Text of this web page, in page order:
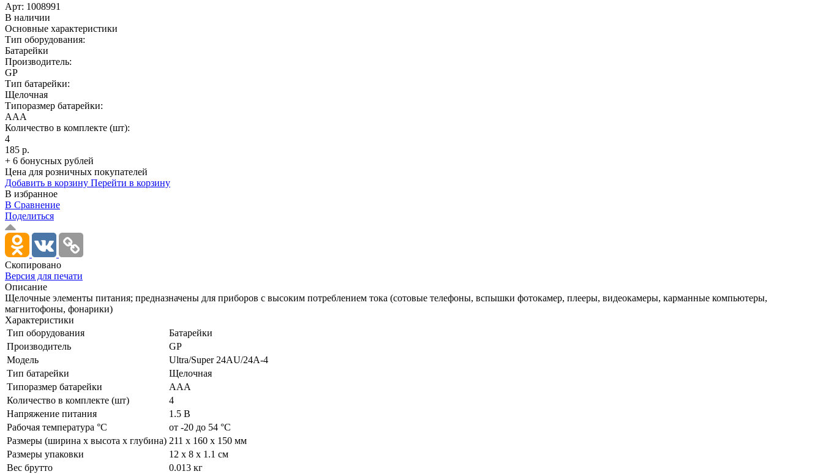
Арт: 1008991
В наличии
Основные характеристики
Тип оборудования:
Батарейки
Производитель:
GP
Тип батарейки:
Щелочная
Типоразмер батарейки:
AAA
Количество в комплекте (шт):
4
185 р.
+ 6 бонусных рублей
Цена для розничных покупателей
Добавить в корзину Перейти в корзину
В избранное
В Сравнение
Поделиться
Скопировано
Версия для печати
Описание
Щелочные элементы питания; предназначены для приборов с высоким потреблением тока (сотовые телефоны, вспышки фотокамер, плееры, видеокамеры, карманные компьютеры,
магнитофоны, фонарики)
Характеристики
Тип оборудования
Батарейки
Производитель
GP
Модель
Ultra/­Super 24AU/­24A-4
Тип батарейки
Щелочная
Типоразмер батарейки
AAA
Количество в комплекте (шт)
4
Напряжение питания
1.5 В
Рабочая температура °С
от -20 до 54 °С
Размеры (ширина х высота х глубина) 211 х 160 х 150 мм
Размеры упаковки
12 x 8 x 1.1 см
Вес брутто
0.013 кг